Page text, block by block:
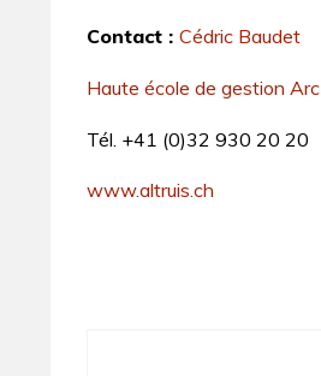
Contact : Cédric Baudet
Haute école de gestion Arc
Tél. +41 (0)32 930 20 20
www.altruis.ch